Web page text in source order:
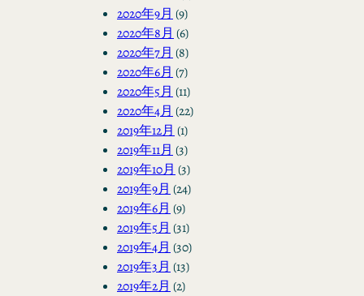
2020年9月 (9)
2020年8月 (6)
2020年7月 (8)
2020年6月 (7)
2020年5月 (11)
2020年4月 (22)
2019年12月 (1)
2019年11月 (3)
2019年10月 (3)
2019年9月 (24)
2019年6月 (9)
2019年5月 (31)
2019年4月 (30)
2019年3月 (13)
2019年2月 (2)